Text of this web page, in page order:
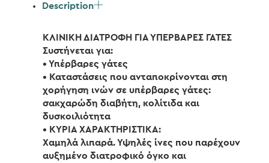
Description
ΚΛΙΝΙΚΗ ΔΙΑΤΡΟΦΗ ΓΙΑ ΥΠΕΡΒΑΡΕΣ ΓΑΤΕΣ
Συστήνεται για:
• Υπέρβαρες γάτες
• Καταστάσεις που ανταποκρίνονται στη
χορήγηση ινών σε υπέρβαρες γάτες:
σακχαρώδη διαβήτη, κολίτιδα και
δυσκοιλιότητα
• KYΡΙΑ ΧΑΡΑΚΤΗΡΙΣΤΙΚΑ:
Χαμηλά λιπαρά. Υψηλές ίνες που παρέχουν
αυξημένο διατροφικό όγκο και